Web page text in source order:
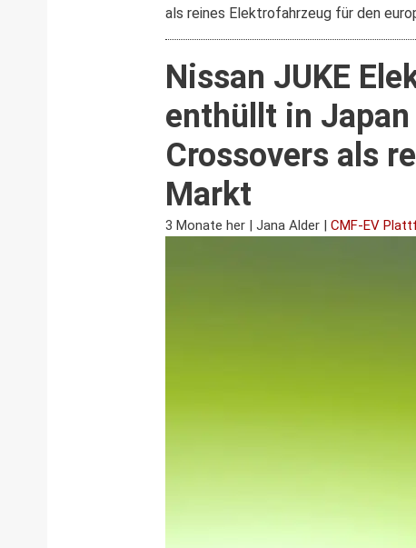
als reines Elektrofahrzeug für den
Nissan JUKE
enthüllt in
Crossovers als
Markt
3 Monate her | Jana Alder | CMF-EV